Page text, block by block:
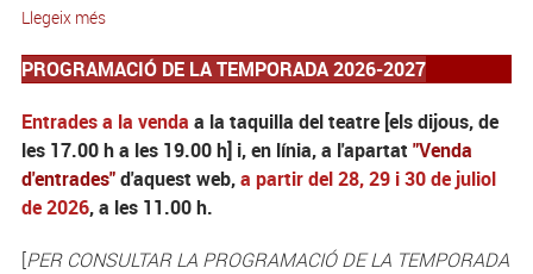
Llegeix més
PROGRAMACIÓ DE LA TEMPORADA 2026-2027
Entrades a la venda a la taquilla del teatre [els dijous, de
les 17.00 h a les 19.00 h] i, en línia, a l'apartat "Venda
d'entrades"d'aquest web,a partir del 28, 29 i 30 de juliol
de 2026, a les 11.00 h.
[PER CONSULTAR LA PROGRAMACIÓ DE LA TEMPORADA